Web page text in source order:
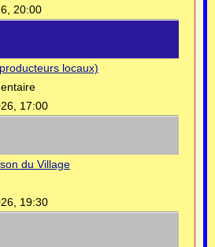
20:00
locaux)
17:00
du Village
19:30